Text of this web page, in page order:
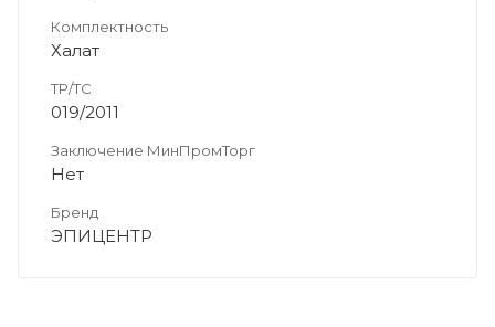
Комплектность
Халат
ТР/ТС
019/2011
Заключение МинПромТорг
Нет
Бренд
ЭПИЦЕНТР